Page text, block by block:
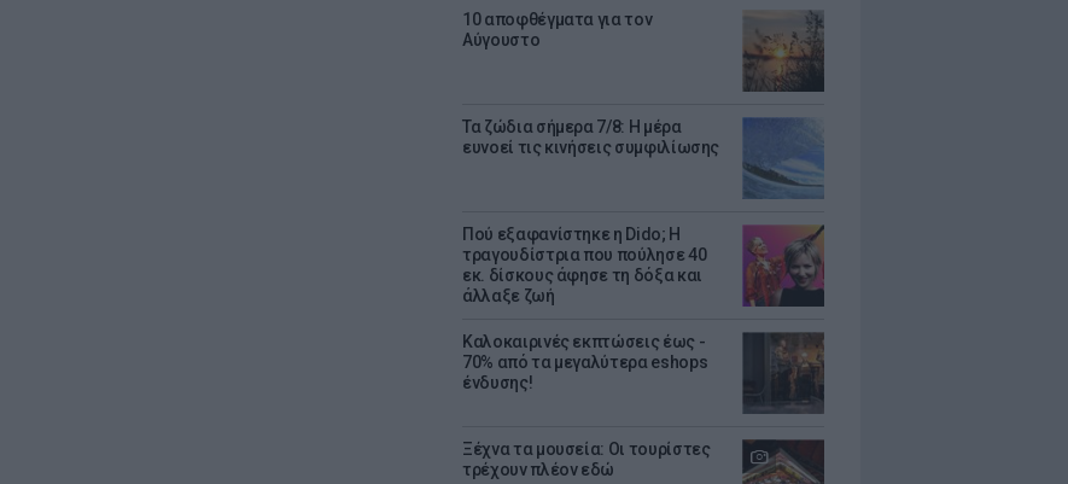
10 αποφθέγματα για τον
Αύγουστο
Τα ζώδια σήμερα 7/8: Η μέρα
ευνοεί τις κινήσεις συμφιλίωσης
Πού εξαφανίστηκε η Dido; Η
τραγουδίστρια που πούλησε 40
εκ. δίσκους άφησε τη δόξα και
άλλαξε ζωή
Καλοκαιρινές εκπτώσεις έως -
70% από τα μεγαλύτερα eshops
ένδυσης!
Ξέχνα τα μουσεία: Οι τουρίστες
τρέχουν πλέον εδώ